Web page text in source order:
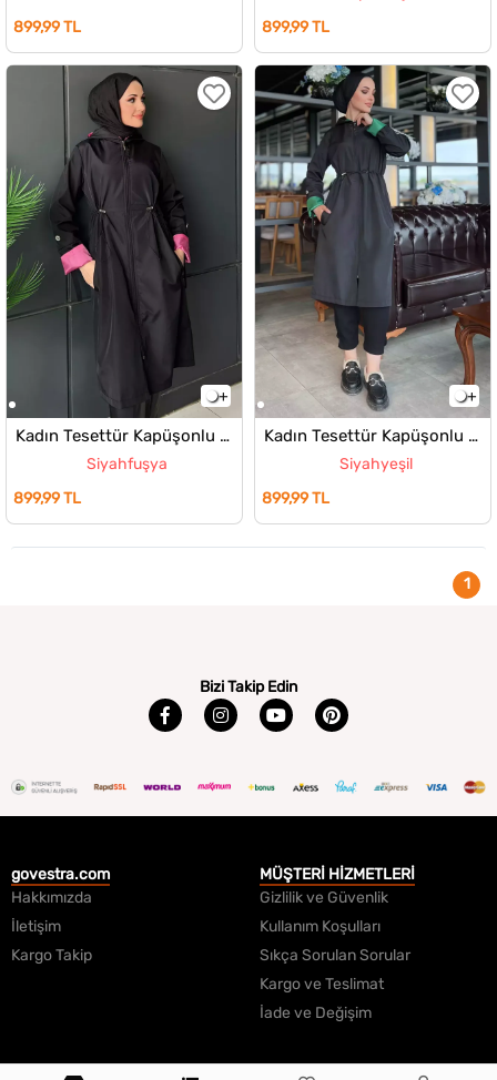
899,99 TL
899,99 TL
Kadın Tesettür Kapüşonlu Bel Lastikli Trençkot
Siyahfuşya
899,99 TL
Kadın Tesettür Kapüşonlu Bel Lastikli Trençkot
Siyahyeşil
899,99 TL
1
Bizi Takip Edin
govestra.com
Hakkımızda
İletişim
Kargo Takip
MÜŞTERİ HİZMETLERİ
Gizlilik ve Güvenlik
Kullanım Koşulları
Sıkça Sorulan Sorular
Kargo ve Teslimat
İade ve Değişim